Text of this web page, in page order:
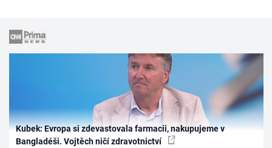
Kubek: Evropa si zdevastovala farmacii, nakupujeme v
Bangladéši. Vojtěch ničí zdravotnictví